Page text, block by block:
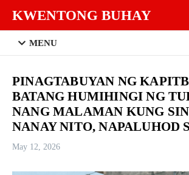
KWENTONG BUHAY
MENU
PINAGTABUYAN NG
BATANG HUMIHINGI NG
NANG MALAMAN KUNG
NANAY NITO, NAPALUHOD
May 12, 2026